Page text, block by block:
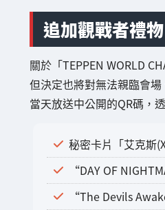
追加觀戰者禮物
關於「TEPPEN WORLD
但決定也將對無法親臨會
當天放送中公開的QR碼，
秘密卡片「艾克斯
“DAY OF
“The Devils